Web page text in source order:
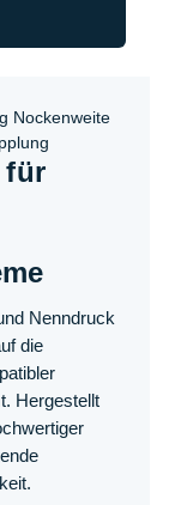
für
Nenndruck
die
Hergestellt